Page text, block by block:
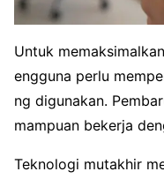
Untuk
engguna perlu
ng digunakan.
mampuan bekerja
Teknologi mutakhir